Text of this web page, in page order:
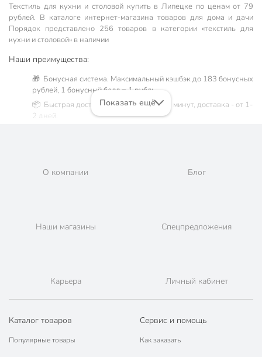
Текстиль для кухни и столовой купить в Липецке по ценам от 79
рублей. В каталоге интернет-магазина товаров для дома и дачи
Порядок представлено 256 товаров в категории «текстиль для
кухни и столовой» в наличии
Наши преимущества:
🎁 Бонусная система. Максимальный кэшбэк до 183 бонусных
рублей, 1 бонусный балл = 1 рубль.
📦 Быстрая доставка. Самовывоз от 60 минут, доставка - от 1-
2 дней.
«текстиль для кухни и столовой» при заказе от 3000 рублей в
💳 Оплата: онлайн на сайте интернет-гипермаркета или
Порядок - официальный представитель ведущих мировых
марок.
Показать ещё
О компании Блог
Наши магазины Спецпредложения
Карьера Личный кабинет
Каталог товаров
Популярные товары
Сервис и помощь
Как заказать